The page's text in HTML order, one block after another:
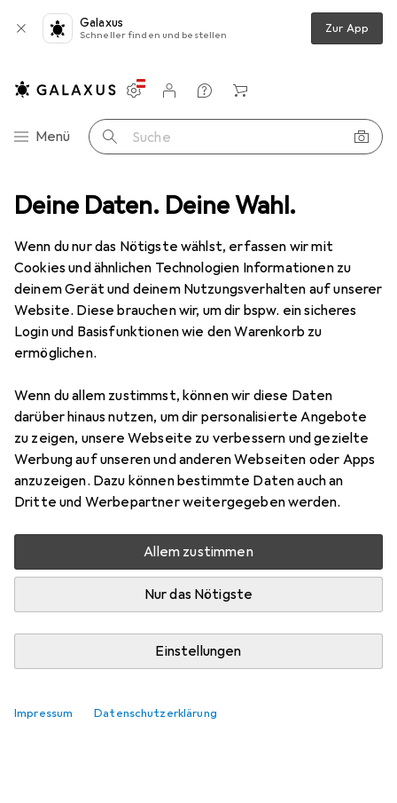
Deine Daten. Deine Wahl.
Wenn du nur das Nötigste wählst, erfassen wir mit
Cookies und ähnlichen Technologien Informationen zu
deinem Gerät und deinem Nutzungsverhalten auf unserer
Website. Diese brauchen wir, um dir bspw. ein sicheres
Login und Basisfunktionen wie den Warenkorb zu
ermöglichen.
Wenn du allem zustimmst, können wir diese Daten
darüber hinaus nutzen, um dir personalisierte Angebote
zu zeigen, unsere Webseite zu verbessern und gezielte
Werbung auf unseren und anderen Webseiten oder Apps
anzuzeigen. Dazu können bestimmte Daten auch an
Dritte und Werbepartner weitergegeben werden.
Allem zustimmen
Nur das Nötigste
Einstellungen
Impressum Datenschutzerklärung
Galaxus
Schneller finden und bestellen Zur App
Navigation nach Kategorien
Menü Suche
Einstellungen
Kundenkonto
Vergleichslisten
Merklisten
Warenkorb
Gigabyte
Kategorien anzeigen
Diese Marke gefällt mir